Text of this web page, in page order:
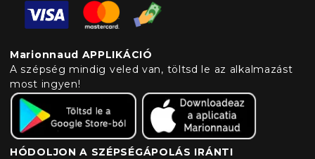
Marionnaud APPLIKÁCIÓ
A szépség mindig veled van, töltsd le az alkalmazást
most ingyen!
HÓDOLJON A SZÉPSÉGÁPOLÁS IRÁNTI